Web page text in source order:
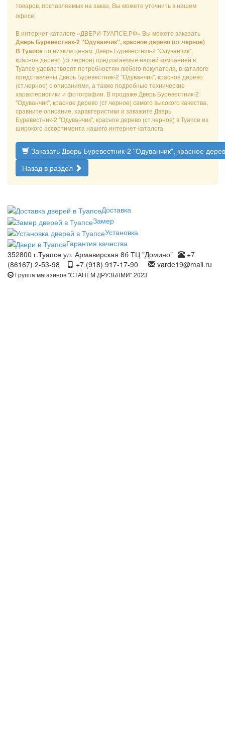
товаров, поставляемых на заказ, Вы можете уточнить в нашем
офисе.
В интернет-каталоге «ДВЕРИ-ТУАПСЕ.РФ» Вы можете заказать
Дверь Буревестник-2 "Одуванчик", красное дерево (ст.черное)
В Туапсепо низким ценам. Дверь Буревестник-2 "Одуванчик",
красное дерево (ст.черное) предлагаемые нашей компанией в
Туапсе удовлетворят потребностям любого покупателя, в каталоге
представлены Дверь Буревестник-2 "Одуванчик", красное дерево
(ст.черное) с описаниями, а также подробные технические
характеристики и фотографии. В продаже Дверь Буревестник-2
"Одуванчик", красное дерево (ст.черное) самого высокого качества,
сравните описание, характеристики и закажите Дверь
Буревестник-2 "Одуванчик", красное дерево (ст.черное) в Туапсе из
широкого ассортимента нашего интернет-каталога.
Заказать Дверь Буревестник-2 "Одуванчик", красное
Назад в раздел
Доставка
Замер
Установка
Гарантия качества
352800 г.Туапсе ул. Армавирская 8б ТЦ "Домино"
+7
(86167) 2-53-98
+7 (918) 917-17-90 varde19@mail.ru
Группа магазинов "СТАНЕМ ДРУЗЬЯМИ" 2023